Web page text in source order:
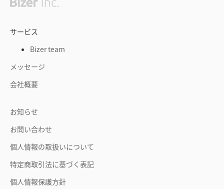
サービス
Bizer team
メッセージ
会社概要
お知らせ
お問い合わせ
個人情報の取扱いについて
特定商取引法に基づく表記
個人情報保護方針